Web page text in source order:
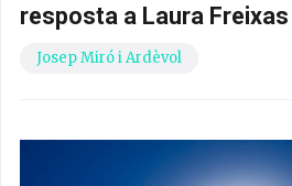
resposta a Laura Freixas
Josep Miró i Ardèvol